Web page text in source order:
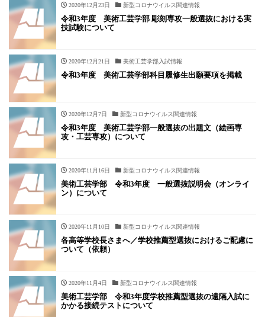
2020年12月23日 新型コロナウイルス関連情報
令和3年度 美術工芸学部 彫刻専攻一般選抜における実
技試験について
2020年12月21日 美術工芸学部入試情報
令和3年度 美術工芸学部科目履修生出願要項を掲載
2020年12月7日 新型コロナウイルス関連情報
令和3年度 美術工芸学部一般選抜の出題文（絵画専
攻・工芸専攻）について
2020年11月16日 新型コロナウイルス関連情報
美術工芸学部 令和3年度 一般選抜説明会（オンライ
ン）について
2020年11月10日 新型コロナウイルス関連情報
各高等学校長さまへ／学校推薦型選抜におけるご配慮に
ついて（依頼）
2020年11月4日 新型コロナウイルス関連情報
美術工芸学部 令和3年度学校推薦型選抜の遠隔入試に
かかる接続テストについて